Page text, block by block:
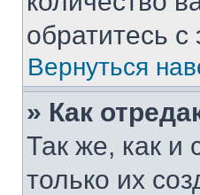
обратитесь
Вернуться
» Как
Так же, как и
только их